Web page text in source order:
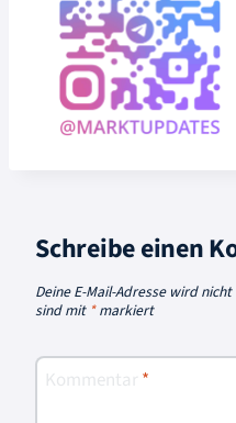
Schreibe einen
Deine E-Mail-Adresse wird
sind mit *markiert
Kommentar *